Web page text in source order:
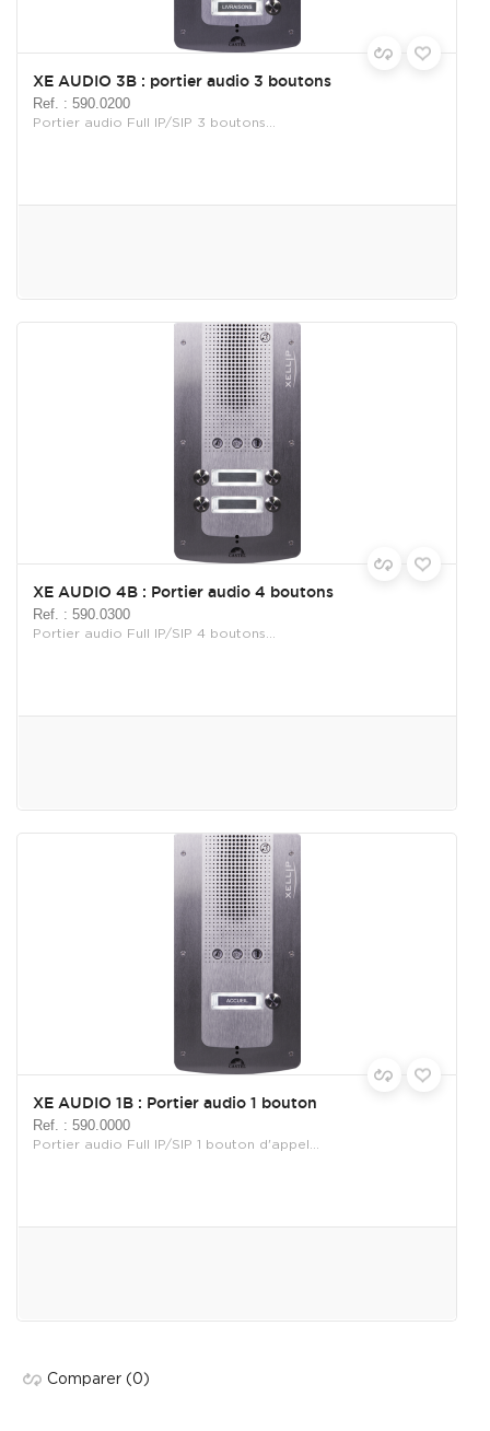
XE AUDIO 3B : portier audio 3 boutons
Ref. : 590.0200
Portier audio Full IP/SIP 3 boutons...
XE AUDIO 4B : Portier audio 4 boutons
Ref. : 590.0300
Portier audio Full IP/SIP 4 boutons...
XE AUDIO 1B : Portier audio 1 bouton
Ref. : 590.0000
Portier audio Full IP/SIP 1 bouton d'appel...
Comparer (0)